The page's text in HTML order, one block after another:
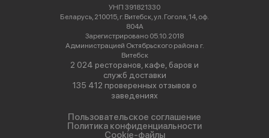
УНП 391821330
Беларусь, 210015, г. Витебск, ул. Гоголя, 14, оф.
804А
Зарегистрировано 05.10.2018
Администрацией Октябрьского района г.
Витебск
2 024 ресторанов, кафе, баров и
служб доставки
135 412 проверенных отзывов о
заведениях
Пользовательское соглашение
Политика конфиденциальности
Cookie-файлы